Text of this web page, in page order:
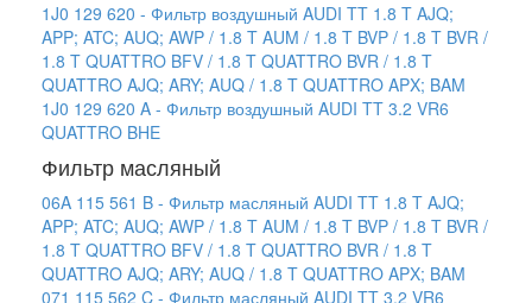
1J0 129 620 - Фильтр воздушный AUDI TT 1.8 T AJQ;
APP; ATC; AUQ; AWP / 1.8 T AUM / 1.8 T BVP / 1.8 T BVR /
1.8 T QUATTRO BFV / 1.8 T QUATTRO BVR / 1.8 T
QUATTRO AJQ; ARY; AUQ / 1.8 T QUATTRO APX; BAM
1J0 129 620 A - Фильтр воздушный AUDI TT 3.2 VR6
QUATTRO BHE
Фильтр масляный
06A 115 561 B - Фильтр масляный AUDI TT 1.8 T AJQ;
APP; ATC; AUQ; AWP / 1.8 T AUM / 1.8 T BVP / 1.8 T BVR /
1.8 T QUATTRO BFV / 1.8 T QUATTRO BVR / 1.8 T
QUATTRO AJQ; ARY; AUQ / 1.8 T QUATTRO APX; BAM
071 115 562 C - Фильтр масляный AUDI TT 3.2 VR6